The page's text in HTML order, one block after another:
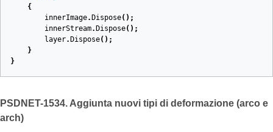
{
innerImage. Dispose();
innerStream. Dispose();
layer. Dispose();
}
}
PSDNET-1534. Aggiunta nuovi tipi di deformazione (arco e
arch)